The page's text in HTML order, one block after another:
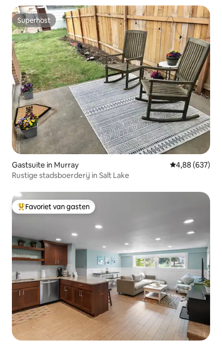
Superhost
Superhost
Gastsuite in Murray Gemiddelde
4,88 (637)
Rustige stadsboerderij in Salt Lake
Topfavoriet van gasten
Favoriet van gasten